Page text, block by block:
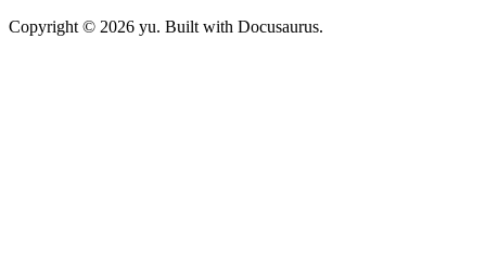
Copyright © 2026 yu. Built with Docusaurus.